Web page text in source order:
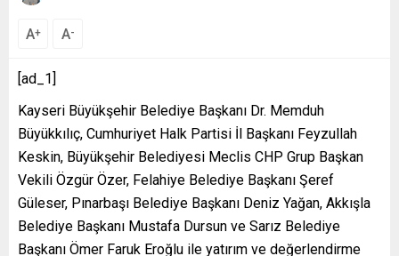
A+ A-
[ad_1]
Kayseri Büyükşehir Belediye Başkanı Dr. Memduh
Büyükkılıç, Cumhuriyet Halk Partisi İl Başkanı Feyzullah
Keskin, Büyükşehir Belediyesi Meclis CHP Grup Başkan
Vekili Özgür Özer, Felahiye Belediye Başkanı Şeref
Güleser, Pınarbaşı Belediye Başkanı Deniz Yağan, Akkışla
Belediye Başkanı Mustafa Dursun ve Sarız Belediye
Başkanı Ömer Faruk Eroğlu ile yatırım ve değerlendirme